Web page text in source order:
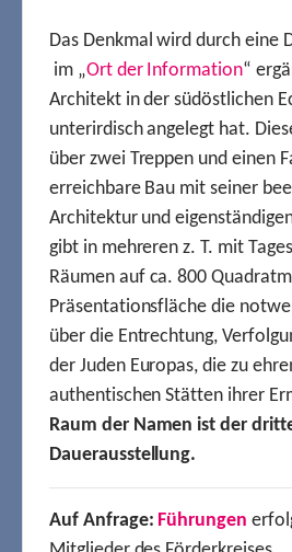
Das Denkmal wird durch eine
im „Ort der Information“
Architekt in der südöstlichen
unterirdisch angelegt hat.
über zwei Treppen und einen
erreichbare Bau mit seiner
Architektur und
gibt in mehreren z. T. mit
Räumen auf ca. 800
Präsentationsfläche die
über die Entrechtung,
der Juden Europas, die zu
authentischen Stätten ihrer
Raum der Namen ist der
Dauerausstellung.
Auf Anfrage: Führungen